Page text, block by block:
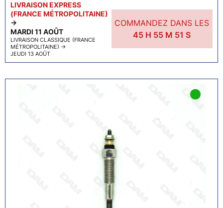
LIVRAISON EXPRESS
(FRANCE MÉTROPOLITAINE)
→
MARDI 11 AOÛT
LIVRAISON CLASSIQUE (FRANCE
MÉTROPOLITAINE) →
JEUDI 13 AOÛT
COMMANDEZ DANS LES
45H 55M 50 S